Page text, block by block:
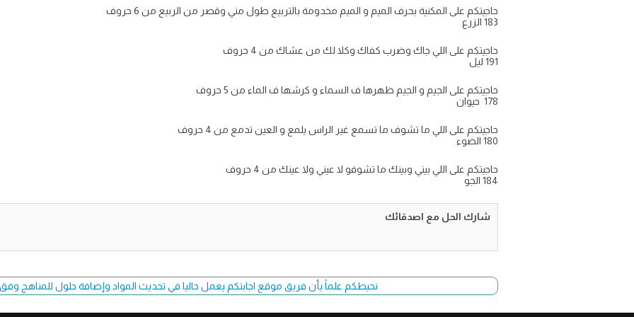
حاجيتكم على المكنية بحرف الميم و الميم مخدومة بالتربيع طول مني وقصر من الربيع من 6 حروف
183 الزرع
حاجيتكم على اللي جاك وضرب كفاك وكلا لك من عشاك من 4 حروف
191 ليل
حاجيتكم على الجيم و الجيم ظهرها ف السماء و كرشها ف الماء من 5 حروف
178 حيوان
حاجيتكم على اللي ما تشوف ما تسمع غير الراس يلمع و العين تدمع من 4 حروف
180 الضوء
حاجيتكم على اللي بيني وبينك ما تشوفو لا عيني ولا عينك من 4 حروف
184 الجو
شارك الحل مع اصدقائك
نحيطكم علماً بأن فريق موقع اجابتكم يعمل حاليا في تحديث المواد وإضافة حلول للمناهج وفق طبعة